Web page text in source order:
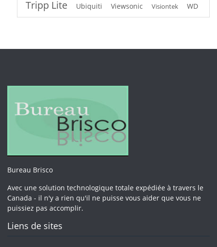
Tripp Lite Ubiquiti Viewsonic Visiontek WD
Bureau Brisco
Avec une solution technologique totale expédiée à travers le
Canada - il n'y a rien qu'il ne puisse vous aider que vous ne
puissiez pas accomplir.
Liens de sites